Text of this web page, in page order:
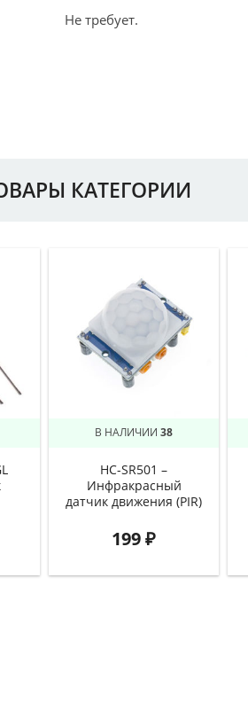
Не требует.
КАТЕГОРИИ
В НАЛИЧИИ 38
HC-SR501 –
Инфракрасный
датчик движения (PIR)
199₽